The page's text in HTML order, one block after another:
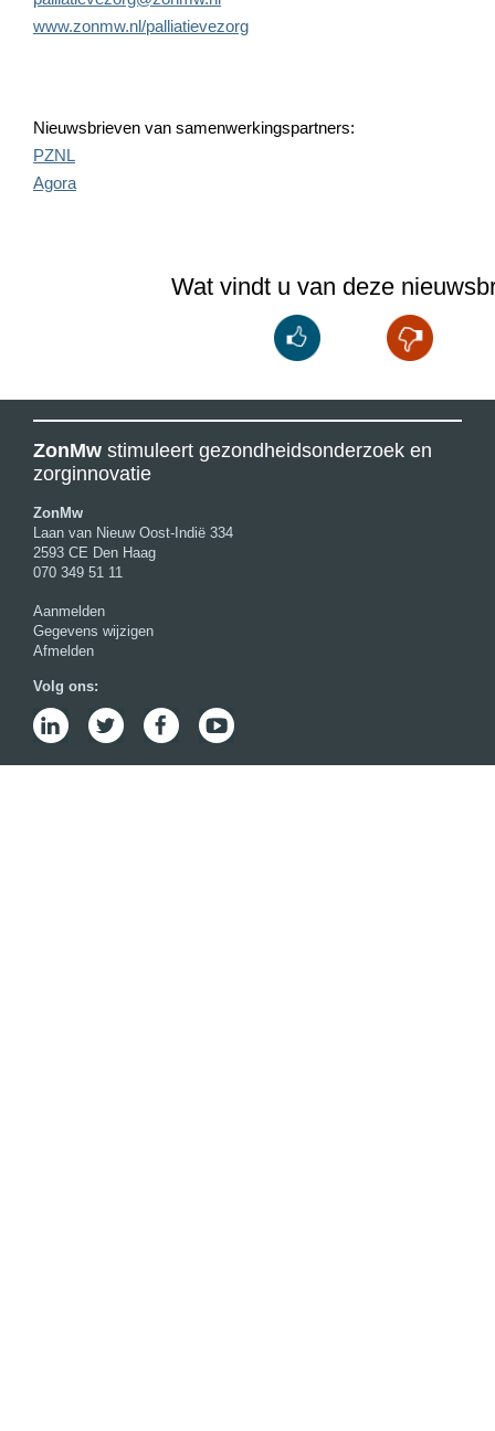
www.zonmw.nl/palliatievezorg
Nieuwsbrieven van samenwerkingspartners:
PZNL
Agora
Wat vindt u van deze
ZonMw stimuleert gezondheidsonderzoek en
zorginnovatie
ZonMw
Laan van Nieuw Oost-Indië 334
2593 CE Den Haag
070 349 51 11
Aanmelden
Gegevens wijzigen
Afmelden
Volg ons: